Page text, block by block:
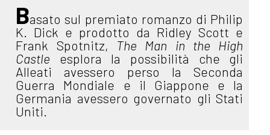
Basato sul premiato romanzo di Philip
K. Dick e prodotto da Ridley Scott e
Frank Spotnitz, The Man in the High
Castle esplora la possibilità che gli
Alleati avessero perso la Seconda
Guerra Mondiale e il Giappone e la
Germania avessero governato gli Stati
Uniti.